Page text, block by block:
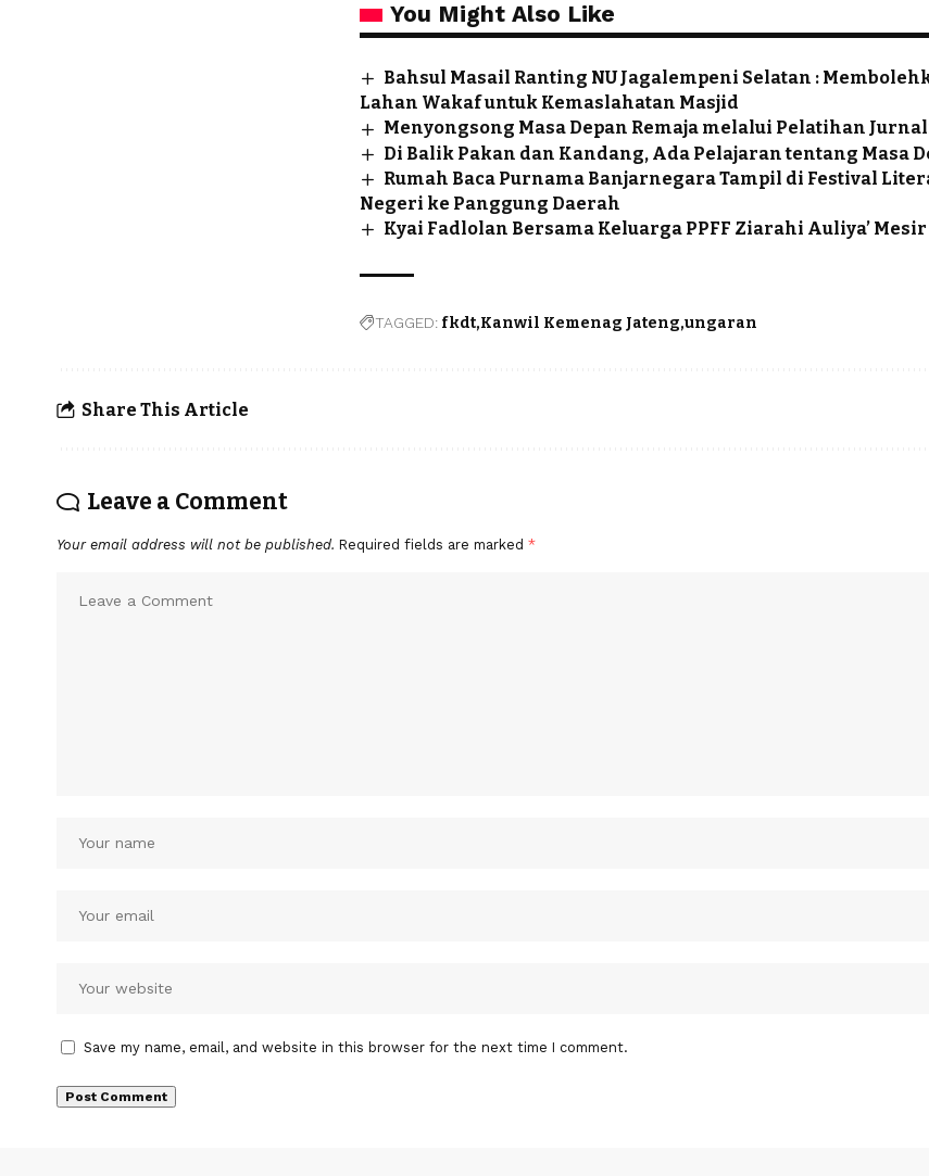
You Might Also Like
Bahsul Masail Ranting NU Jagalempeni Selatan :
Lahan Wakaf untuk Kemaslahatan Masjid
Menyongsong Masa Depan Remaja melalui Pelatihan
Di Balik Pakan dan Kandang, Ada Pelajaran tentang Masa
Rumah Baca Purnama Banjarnegara Tampil di Festival
Negeri ke Panggung Daerah
Kyai Fadlolan Bersama Keluarga PPFF Ziarahi Auliya’ Mesir
TAGGED: fkdt Kanwil Kemenag Jateng ungaran
Share This Article
Leave a Comment
Your email address will not be published. Required fields are marked *
Save my name, email, and website in this browser for the next time I comment.